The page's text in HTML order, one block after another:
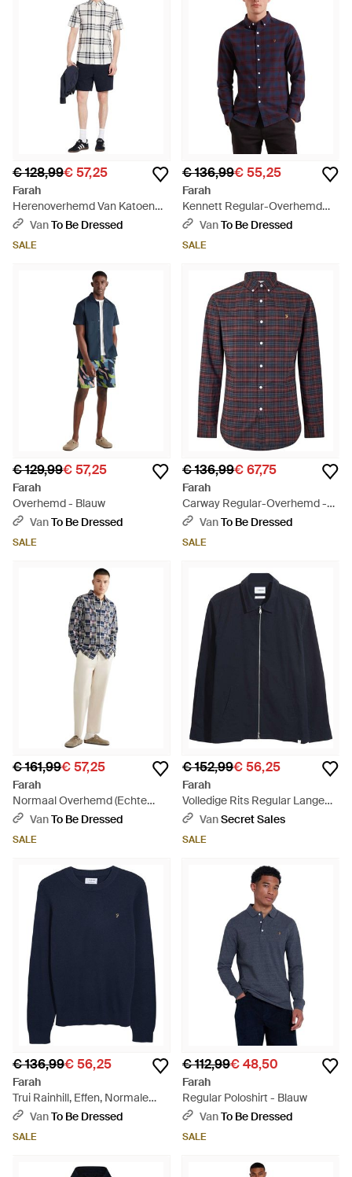
€ 128,99€ 57,25
Farah
Herenoverhemd Van Katoen
Met Opvallend Ruitpatroon -
VanTo Be Dressed
SALE
€ 136,99€ 55,25
Farah
Kennett Regular-Overhemd
Voor (Bourgondië) - Blauw
VanTo Be Dressed
SALE
€ 129,99€ 57,25
Farah
Overhemd - Blauw
VanTo Be Dressed
SALE
€ 136,99€ 67,75
Farah
Carway Regular-Overhemd -
Blauw
VanTo Be Dressed
SALE
€ 161,99€ 57,25
Farah
Normaal Overhemd (Echte
Marine) - Blauw
VanTo Be Dressed
SALE
€ 152,99€ 56,25
Farah
Volledige Rits Regular Lange
Mouwen Jas (Echt Marine) -
VanSecret Sales
SALE
€ 136,99€ 56,25
Farah
Trui Rainhill, Effen, Normale
Pasvorm (Echte Marine) - Blauw
VanTo Be Dressed
SALE
€ 112,99€ 48,50
Farah
Regular Poloshirt - Blauw
VanTo Be Dressed
SALE